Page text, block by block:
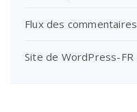
Flux des commentaires
Site de WordPress-FR